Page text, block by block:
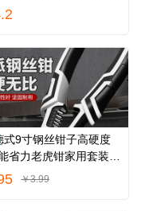
咀钳
式9寸钢丝钳子高硬度
省力老虎钳家用套装9
级尖嘴钳
￥3.99